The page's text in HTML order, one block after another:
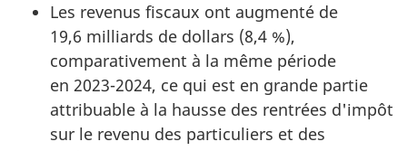
Les revenus fiscaux ont augmenté de
19,6 milliards de dollars (8,4 %),
comparativement à la même période
en 2023-2024, ce qui est en grande partie
attribuable à la hausse des rentrées d'impôt
sur le revenu des particuliers et des